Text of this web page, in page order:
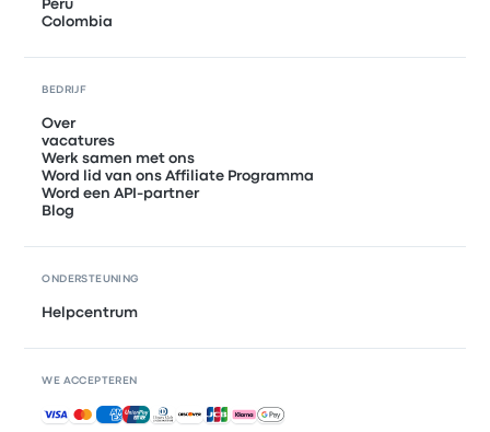
Peru
Colombia
BEDRIJF
Over
vacatures
Werk samen met ons
Word lid van ons Affiliate Programma
Word een API-partner
Blog
ONDERSTEUNING
Helpcentrum
WE ACCEPTEREN
Geaccepteerde betalingen